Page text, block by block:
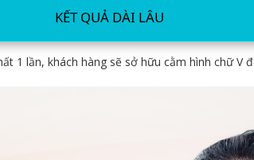
KẾT QUẢ DÀI LÂU
1 lần, khách hàng sẽ sở hữu cằm hình chữ V